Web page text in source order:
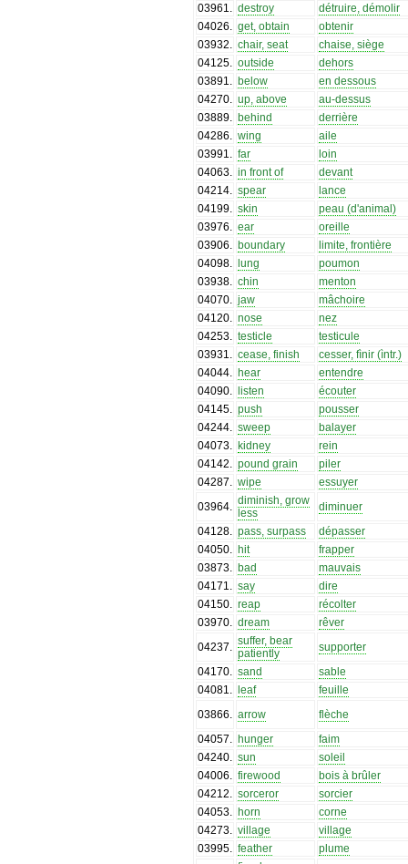
03961
destroy
détruire, démolir
04026
get, obtain
obtenir
03932
chair, seat
chaise, siège
04125
outside
dehors
03891
below
en dessous
04270
up, above
au-dessus
03889
behind
derrière
04286
wing
aile
03991
far
loin
04063
in front of
devant
04214
spear
lance
04199
skin
peau (d'animal)
03976
ear
oreille
03906
boundary
limite, frontière
04098
lung
poumon
03938
chin
menton
04070
jaw
mâchoire
04120
nose
nez
04253
testicle
testicule
03931
cease, finish
cesser, fìnir (ìntr.)
04044
hear
entendre
04090
listen
écouter
04145
push
pousser
04244
sweep
balayer
04073
kidney
rein
04142
pound grain
piler
04287
wipe
essuyer
03964
diminish, grow
less
diminuer
04128
pass, surpass
dépasser
04050
hit
frapper
03873
bad
mauvais
04171
say
dire
04150
reap
récolter
03970
dream
rêver
04237
suffer, bear
patiently
supporter
04170
sand
sable
04081
leaf
feuille
03866
arrow
flèche
04057
hunger
faim
04240
sun
soleil
04006
firewood
bois à brûler
04212
sorceror
sorcier
04053
horn
corne
04273
village
village
03995
feather
plume